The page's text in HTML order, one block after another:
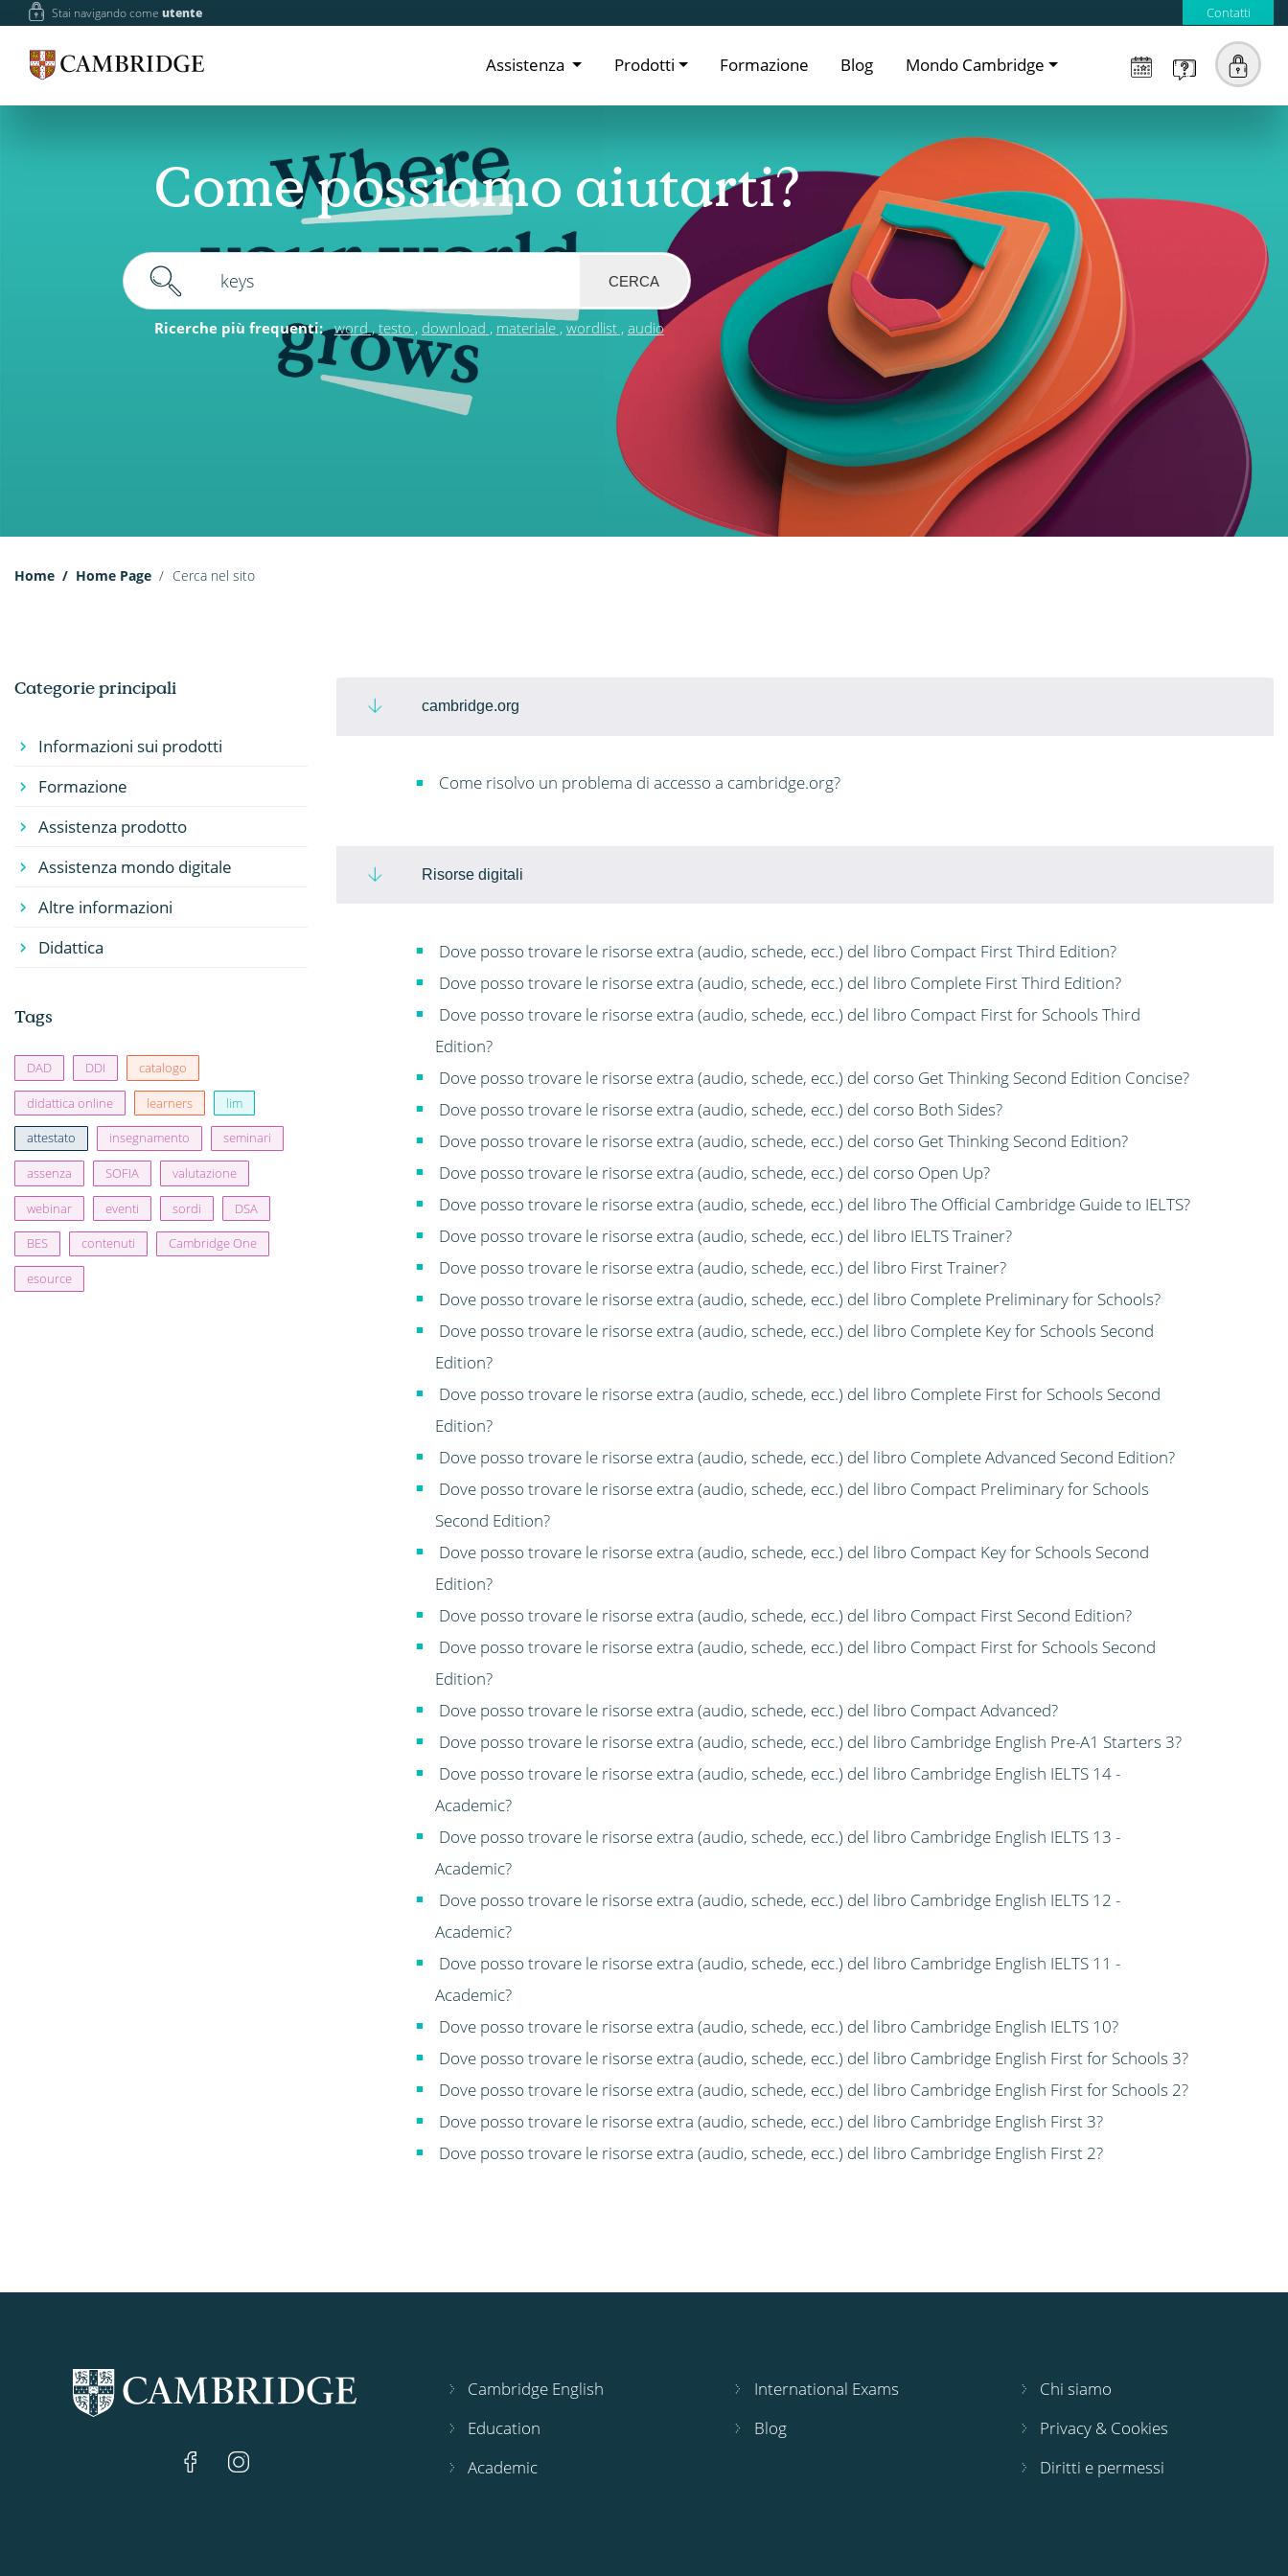
Stai navigando comeutente Contatti
Assistenza Prodotti Formazione Blog Mondo Cambridge
Come possiamo aiutarti?
CERCA
Ricerche più frequenti: word testo download materiale wordlist audio
Home Home Page Cerca nel sito
Categorie principali
Informazioni sui prodotti
Formazione
Assistenza prodotto
Assistenza mondo digitale
Altre informazioni
Didattica
Tags
DAD DDI catalogo
didattica online learners lim
attestato insegnamento seminari
assenza SOFIA valutazione
webinar eventi sordi DSA
BES contenuti Cambridge One
esource
cambridge.org
Come risolvo un problema di accesso a cambridge.org?
Risorse digitali
Dove posso trovare le risorse extra (audio, schede, ecc.) del libro Compact First Third Edition?
Dove posso trovare le risorse extra (audio, schede, ecc.) del libro Complete First Third Edition?
Dove posso trovare le risorse extra (audio, schede, ecc.) del libro Compact First for Schools Third
Edition?
Dove posso trovare le risorse extra (audio, schede, ecc.) del corso Get Thinking Second Edition Concise?
Dove posso trovare le risorse extra (audio, schede, ecc.) del corso Both Sides?
Dove posso trovare le risorse extra (audio, schede, ecc.) del corso Get Thinking Second Edition?
Dove posso trovare le risorse extra (audio, schede, ecc.) del corso Open Up?
Dove posso trovare le risorse extra (audio, schede, ecc.) del libro The Official Cambridge Guide to IELTS?
Dove posso trovare le risorse extra (audio, schede, ecc.) del libro IELTS Trainer?
Dove posso trovare le risorse extra (audio, schede, ecc.) del libro First Trainer?
Dove posso trovare le risorse extra (audio, schede, ecc.) del libro Complete Preliminary for Schools?
Dove posso trovare le risorse extra (audio, schede, ecc.) del libro Complete Key for Schools Second
Edition?
Dove posso trovare le risorse extra (audio, schede, ecc.) del libro Complete First for Schools Second
Edition?
Dove posso trovare le risorse extra (audio, schede, ecc.) del libro Complete Advanced Second Edition?
Dove posso trovare le risorse extra (audio, schede, ecc.) del libro Compact Preliminary for Schools
Second Edition?
Dove posso trovare le risorse extra (audio, schede, ecc.) del libro Compact Key for Schools Second
Edition?
Dove posso trovare le risorse extra (audio, schede, ecc.) del libro Compact First Second Edition?
Dove posso trovare le risorse extra (audio, schede, ecc.) del libro Compact First for Schools Second
Edition?
Dove posso trovare le risorse extra (audio, schede, ecc.) del libro Compact Advanced?
Dove posso trovare le risorse extra (audio, schede, ecc.) del libro Cambridge English Pre-A1 Starters 3?
Dove posso trovare le risorse extra (audio, schede, ecc.) del libro Cambridge English IELTS 14 -
Academic?
Dove posso trovare le risorse extra (audio, schede, ecc.) del libro Cambridge English IELTS 13 -
Academic?
Dove posso trovare le risorse extra (audio, schede, ecc.) del libro Cambridge English IELTS 12 -
Academic?
Dove posso trovare le risorse extra (audio, schede, ecc.) del libro Cambridge English IELTS 11 -
Academic?
Dove posso trovare le risorse extra (audio, schede, ecc.) del libro Cambridge English IELTS 10?
Dove posso trovare le risorse extra (audio, schede, ecc.) del libro Cambridge English First for Schools 3?
Dove posso trovare le risorse extra (audio, schede, ecc.) del libro Cambridge English First for Schools 2?
Dove posso trovare le risorse extra (audio, schede, ecc.) del libro Cambridge English First 3?
Dove posso trovare le risorse extra (audio, schede, ecc.) del libro Cambridge English First 2?
Cambridge English
Education
Academic
International Exams
Blog
Chi siamo
Privacy & Cookies
Diritti e permessi